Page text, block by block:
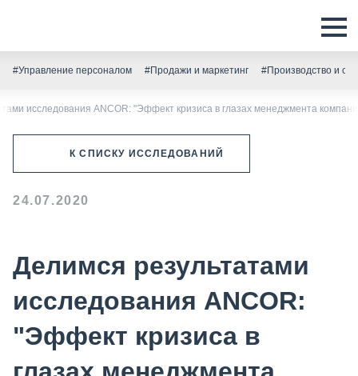
#Управление персоналом #Продажи и маркетинг #Производство и
исследования ANCOR: "Эффект кризиса в глазах менеджмента
К СПИСКУ ИССЛЕДОВАНИЙ
24.07.2020
Делимся результатами
исследования ANCOR:
"Эффект кризиса в